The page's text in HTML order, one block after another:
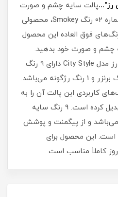
پالت سایه چشم و صورت
گلدن رز مدل City Style شماره 02 رنگ Smokey، محصولی
فوق العاده این محصول
چشم و صورت خود بدهید.
پالت چشم و صورت گلدن رز مدل City Style دارای 9 رنگ
سایه، 1 رنگ هایلایتر، 1 رنگ برنزر و 1 رنگ رژگونه می‌باشد.
کاربردی این پالت آن را به
یک پالت منحصر به فرد تبدیل کرده است. 9 رنگ سایه
می‌باشد و از پیگمنت و پوشش
است. این محصول برای
کاملاً مناسب است.